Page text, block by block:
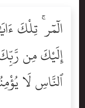
الٓمٓر ۚ تِلْكَ
إِلَيْكَ مِن
ٱلنَّاسِ لَا